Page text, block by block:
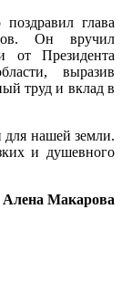
глава
Он вручил
от Президента
выразив
труд и вклад в
нашей земли.
и душевного
Алена Макарова